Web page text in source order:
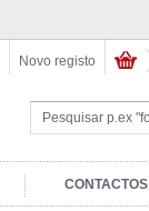
Novo registo
CONTACTOS